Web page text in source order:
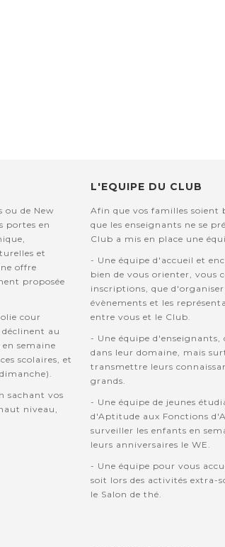
ou de New
portes en
et
offre
proposée
cour
au
semaine
scolaires, et
sachant vos
niveau,
L'EQUIPE DU CLUB
Afin que vos familles soient
que les enseignants ne se
Club a mis en place une
- Une équipe d'accueil et
bien de vous orienter, vous
inscriptions, que
évènements et les
entre vous et le Club.
- Une équipe d'enseignants,
dans leur domaine, mais
transmettre leurs
grands.
- Une équipe de jeunes
d'Aptitude aux Fonctions
surveiller les enfants en
leurs anniversaires le WE.
- Une équipe pour vous
soit lors des activités extra-
le Salon de thé.